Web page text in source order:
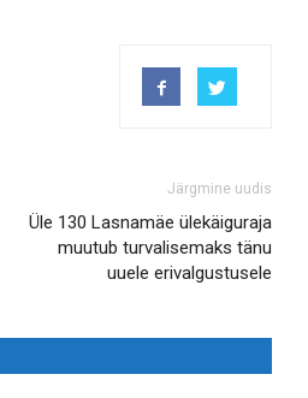
Järgmine uudis
Üle 130 Lasnamäe ülekäiguraja
muutub turvalisemaks tänu
uuele erivalgustusele